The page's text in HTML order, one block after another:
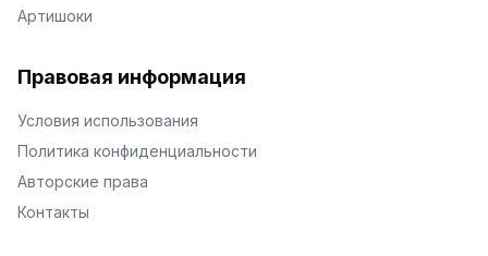
Артишоки
Правовая информация
Условия использования
Политика конфиденциальности
Авторские права
Контакты